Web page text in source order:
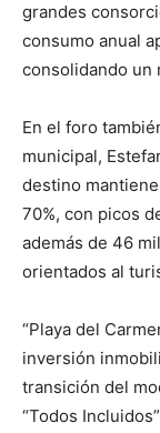
grandes
consumo anual
consolidando un
En el foro
municipal,
destino
70%, con picos
además de 46
orientados al
“Playa del
inversión
transición del
“Todos